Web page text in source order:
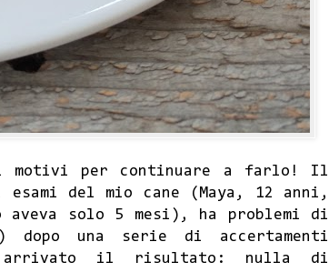
motivi per continuare a farlo! Il
del mio cane (Maya, 12 anni,
aveva solo 5 mesi), ha problemi di
dopo una serie di accertamenti
arrivato il risultato: nulla di